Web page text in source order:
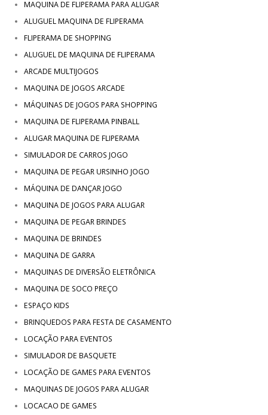
MAQUINA DE FLIPERAMA PARA ALUGAR
ALUGUEL MAQUINA DE FLIPERAMA
FLIPERAMA DE SHOPPING
ALUGUEL DE MAQUINA DE FLIPERAMA
ARCADE MULTIJOGOS
MAQUINA DE JOGOS ARCADE
MÁQUINAS DE JOGOS PARA SHOPPING
MAQUINA DE FLIPERAMA PINBALL
ALUGAR MAQUINA DE FLIPERAMA
SIMULADOR DE CARROS JOGO
MAQUINA DE PEGAR URSINHO JOGO
MÁQUINA DE DANÇAR JOGO
MAQUINA DE JOGOS PARA ALUGAR
MAQUINA DE PEGAR BRINDES
MAQUINA DE BRINDES
MAQUINA DE GARRA
MAQUINAS DE DIVERSÃO ELETRÔNICA
MAQUINA DE SOCO PREÇO
ESPAÇO KIDS
BRINQUEDOS PARA FESTA DE CASAMENTO
LOCAÇÃO PARA EVENTOS
SIMULADOR DE BASQUETE
LOCAÇÃO DE GAMES PARA EVENTOS
MAQUINAS DE JOGOS PARA ALUGAR
LOCACAO DE GAMES